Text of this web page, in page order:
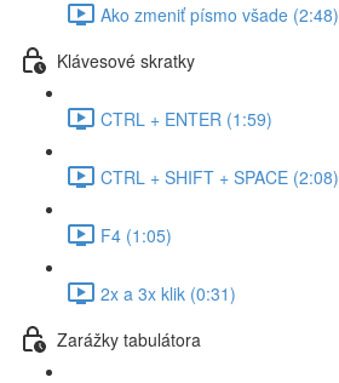
Ako zmeniť písmo všade (2:48)
Klávesové skratky
CTRL + ENTER (1:59)
CTRL + SHIFT + SPACE (2:08)
F4 (1:05)
2x a 3x klik (0:31)
Zarážky tabulátora